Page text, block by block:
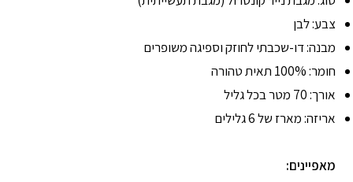
צבע: לבן
מבנה: דו-שכבתי לחוזק וספיגה משופרים
חומר: 100% תאית טהורה
אורך: 70 מטר בכל גליל
אריזה: מארז של 6 גלילים
מאפיינים: